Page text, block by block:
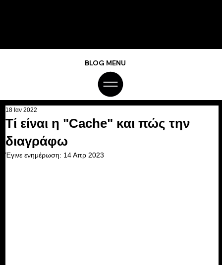
BLOG MENU
Τί είναι η "Cache" και πώς την
διαγράφω
18 Ιαν 2022
Έγινε ενημέρωση: 14 Απρ 2023